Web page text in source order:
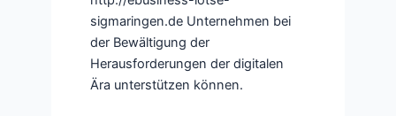
sigmaringen.de Unternehmen bei
der Bewältigung der
Herausforderungen der digitalen
Ära unterstützen können.